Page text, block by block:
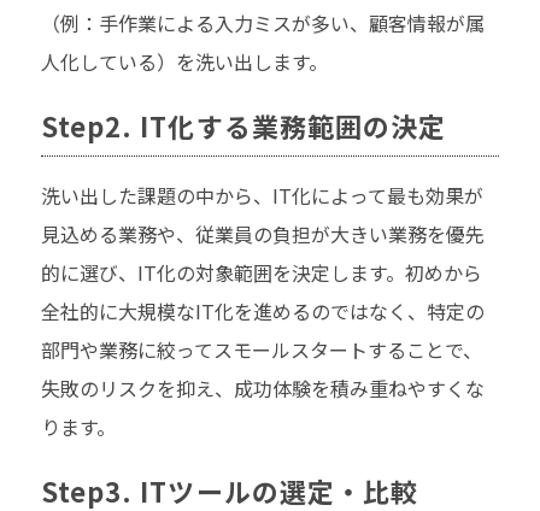
（例：手作業による入力ミスが多い、顧客情報が属
人化している）を洗い出します。
Step2. IT化する業務範囲の決定
洗い出した課題の中から、IT化によって最も効果が
見込める業務や、従業員の負担が大きい業務を優先
的に選び、IT化の対象範囲を決定します。初めから
全社的に大規模なIT化を進めるのではなく、特定の
部門や業務に絞ってスモールスタートすることで、
失敗のリスクを抑え、成功体験を積み重ねやすくな
ります。
Step3. ITツールの選定・比較